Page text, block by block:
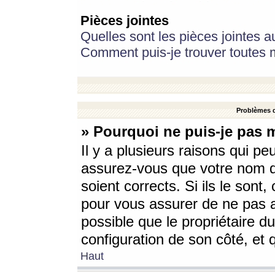
Pièces jointes
Quelles sont les pièces jointes
Comment puis-je trouver toutes
Problèmes
» Pourquoi ne puis-je pas
Il y a plusieurs raisons qui
assurez-vous que votre nom
soient corrects. Si ils le sont,
pour vous assurer de ne pas
possible que le propriétaire
configuration de son côté, et
Haut